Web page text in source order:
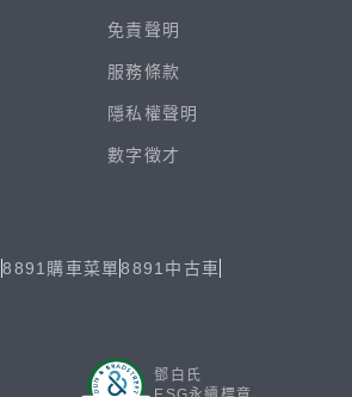
免責聲明
服務條款
隱私權聲明
數字徵才
8891購車菜單 8891中古車
鄧白氏